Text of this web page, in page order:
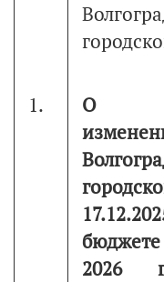
1.
О
бюджете
2026